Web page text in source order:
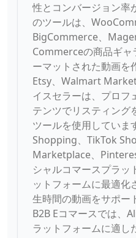
性とコンバージョン率
のツールは、
BigCommerce、
Commerceの商品ギャ
ーマットされた動画を
Etsy、Walmart
イスセラーは、プロフ
テンツでリスティング
ツールを使用してい
Shopping、TikTok
Marketplace、
シャルコマースプラッ
ットフォームに最適化
生時間の動画をサポー
B2B Eコマースでは、
ラットフォームに適し